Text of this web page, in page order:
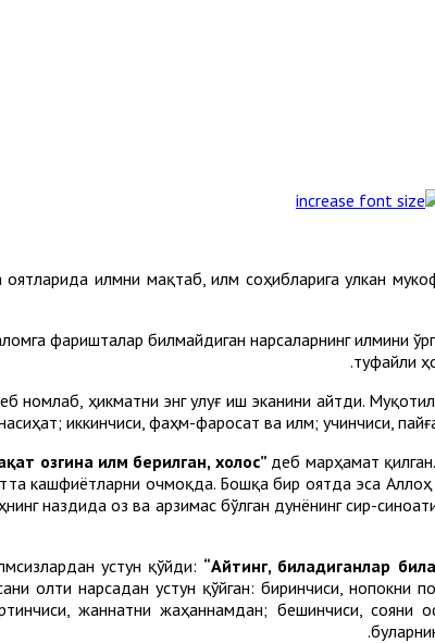
оятларида илмни мақтаб, илм соҳибларига улкан
фаришталар билмайдиган нарсаларнинг илмини
туфайли
номлаб, ҳикматни энг улуғ иш эканини айтди.
иккинчиси, фаҳм-фаросат ва илм; учинчиси,
озгина илм берилган, холос” деб марҳамат
кашфиётларни очмоқда. Бошқа бир оятда эса
наздида оз ва арзимас бўлган дунёнинг сир-
устун қўйди: “Айтинг, биладиганлар
олти нарсадан устун қўйган: биринчиси, нопокни
жаннатни жаҳаннамдан; бешинчиси,